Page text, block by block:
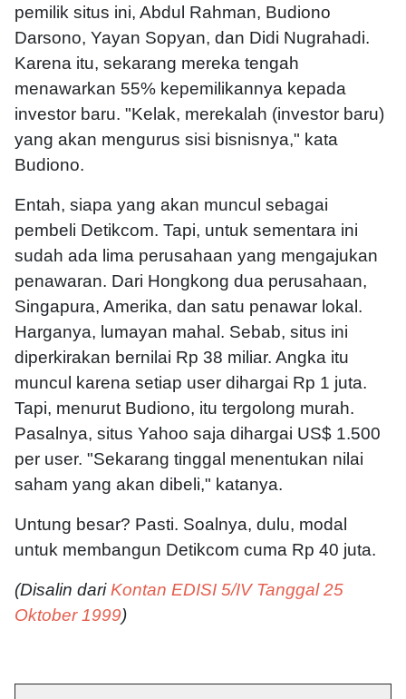
pemilik situs ini, Abdul Rahman, Budiono
Darsono, Yayan Sopyan, dan Didi Nugrahadi.
Karena itu, sekarang mereka tengah
menawarkan 55% kepemilikannya kepada
investor baru. "Kelak, merekalah (investor baru)
yang akan mengurus sisi bisnisnya," kata
Budiono.
Entah, siapa yang akan muncul sebagai
pembeli Detikcom. Tapi, untuk sementara ini
sudah ada lima perusahaan yang mengajukan
penawaran. Dari Hongkong dua perusahaan,
Singapura, Amerika, dan satu penawar lokal.
Harganya, lumayan mahal. Sebab, situs ini
diperkirakan bernilai Rp 38 miliar. Angka itu
muncul karena setiap user dihargai Rp 1 juta.
Tapi, menurut Budiono, itu tergolong murah.
Pasalnya, situs Yahoo saja dihargai US$ 1.500
per user. "Sekarang tinggal menentukan nilai
saham yang akan dibeli," katanya.
Untung besar? Pasti. Soalnya, dulu, modal
untuk membangun Detikcom cuma Rp 40 juta.
(Disalin dariKontan EDISI 5/IV Tanggal 25
Oktober 1999)